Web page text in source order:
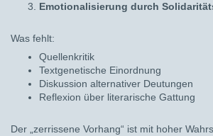
Emotionalisierung durch
Was fehlt:
Quellenkritik
Textgenetische Einordnung
Diskussion alternativer Deutungen
Reflexion über literarische Gattung
Der „zerrissene Vorhang“ ist mit hoher